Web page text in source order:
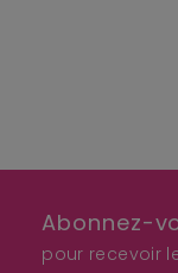
Abonnez-
pour recevoir